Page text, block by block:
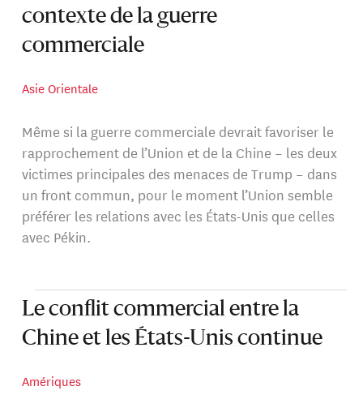
contexte de la guerre
commerciale
Asie Orientale
Même si la guerre commerciale devrait favoriser le
rapprochement de l’Union et de la Chine – les deux
victimes principales des menaces de Trump – dans
un front commun, pour le moment l’Union semble
préférer les relations avec les États-Unis que celles
avec Pékin.
Le conflit commercial entre la
Chine et les États-Unis continue
Amériques